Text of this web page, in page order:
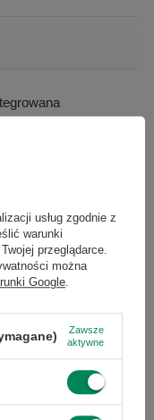
530
usług zgodnie z
warunki
przeglądarce.
można
Google.
Zawsze
aktywne